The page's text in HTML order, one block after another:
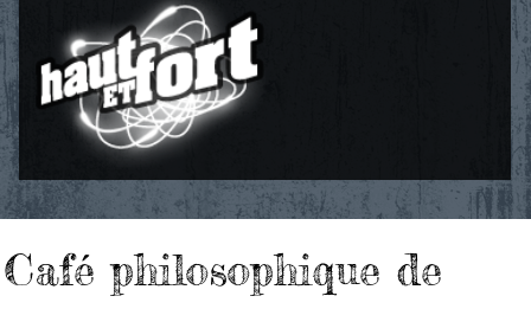
Café philosophique de